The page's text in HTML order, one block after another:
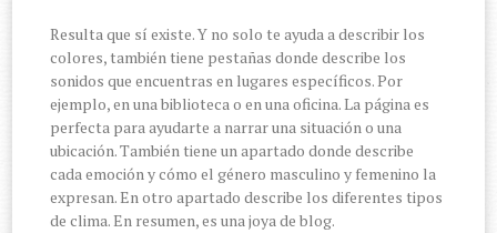
Resulta que sí existe. Y no solo te ayuda a describir los
colores, también tiene pestañas donde describe los
sonidos que encuentras en lugares específicos. Por
ejemplo, en una biblioteca o en una oficina. La página es
perfecta para ayudarte a narrar una situación o una
ubicación. También tiene un apartado donde describe
cada emoción y cómo el género masculino y femenino la
expresan. En otro apartado describe los diferentes tipos
de clima. En resumen, es una joya de blog.